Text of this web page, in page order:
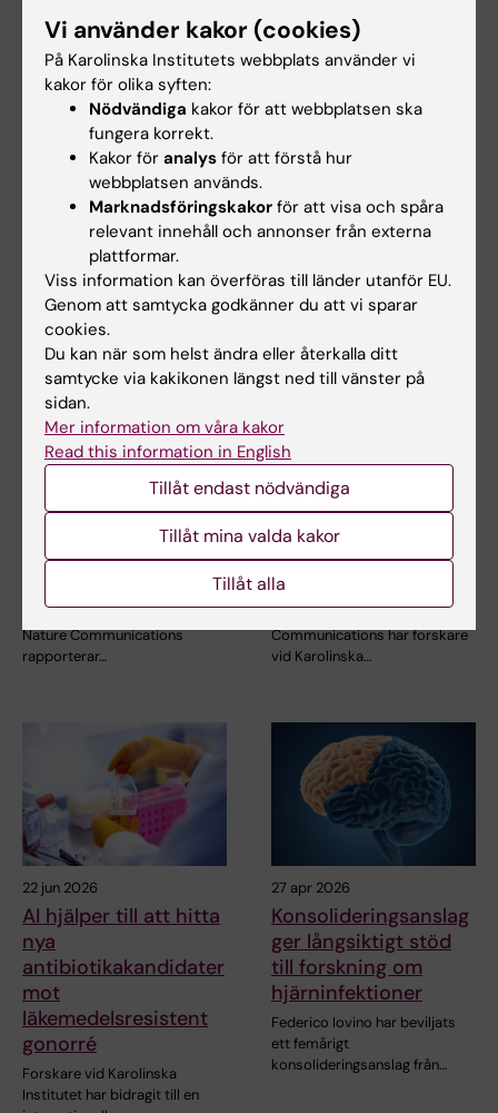
Tags
Uppdaterad av:
Anne Hammarskjöld 2025-01-18
Relaterade artiklar
25 jun 2026
Oväntade samband
upptäckta i cellens
I en ny studie som publicerats i
Nature Communications
rapporterar…
24 jun 2026
Hur mitokondrier
bygger sina
proteinfabriker
I en studie publicerad i Nature
Communications har forskare
vid Karolinska…
22 jun 2026
AI hjälper till att hitta
nya
antibiotikakandidater
mot
läkemedelsresistent
gonorré
Forskare vid Karolinska
Institutet har bidragit till en
27 apr 2026
Konsolideringsanslag
ger långsiktigt stöd
till forskning om
hjärninfektioner
Federico Iovino har beviljats
ett femårigt
konsolideringsanslag från…
Vi använder kakor (cookies)
På Karolinska Institutets webbplats använder vi
kakor för olika syften:
Nödvändiga kakor för att webbplatsen ska
fungera korrekt.
Kakor för analys för att förstå hur
webbplatsen används.
Marknadsföringskakor för att visa och spåra
relevant innehåll och annonser från externa
plattformar.
Viss information kan överföras till länder utanför EU.
Genom att samtycka godkänner du att vi sparar
cookies.
Du kan när som helst ändra eller återkalla ditt
samtycke via kakikonen längst ned till vänster på
sidan.
Mer information om våra kakor
Read this information in English
Tillåt endast nödvändiga
Tillåt mina valda kakor
Tillåt alla